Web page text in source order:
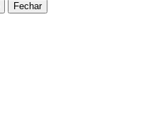
Fechar